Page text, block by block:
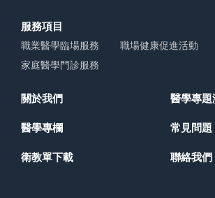
服務項目
職業醫學臨場服務
職場健康促進活動
家庭醫學門診服務
關於我們 醫學專題
醫學專欄 常見問題
衛教單下載 聯絡我們